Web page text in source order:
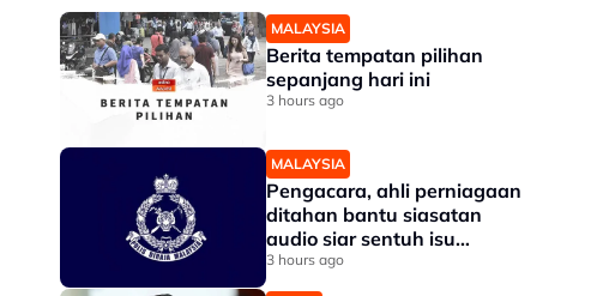
MALAYSIA
Berita tempatan pilihan
sepanjang hari ini
3 hours ago
MALAYSIA
Pengacara, ahli perniagaan
ditahan bantu siasatan
audio siar sentuh isu
sensitiviti agama
3 hours ago